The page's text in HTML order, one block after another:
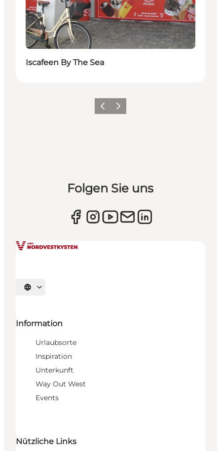
Iscafeen By The Sea
ZurückWeiter
Folgen Sie uns
Sprache auswählen
Information
Urlaubsorte
Inspiration
Unterkunft
Way Out West
Events
Nützliche Links